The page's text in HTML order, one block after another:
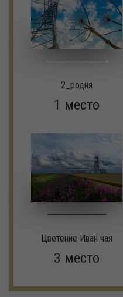
2_родня
1 место
Цветение Иван чая
3 место